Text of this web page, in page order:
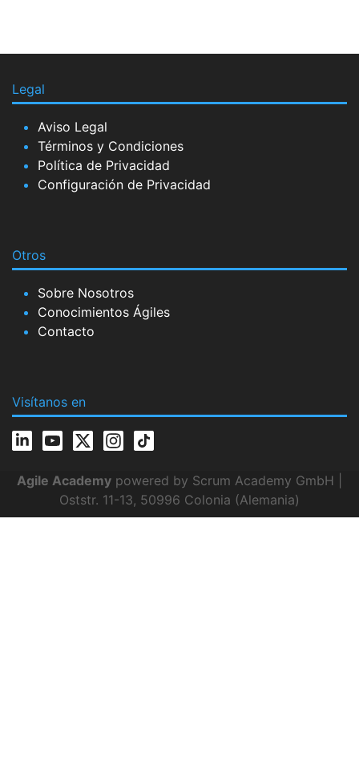
Legal
Aviso Legal
Términos y Condiciones
Política de Privacidad
Configuración de Privacidad
Otros
Sobre Nosotros
Conocimientos Ágiles
Contacto
Visítanos en
Agile Academy powered by Scrum Academy GmbH |
Oststr. 11-13, 50996 Colonia (Alemania)